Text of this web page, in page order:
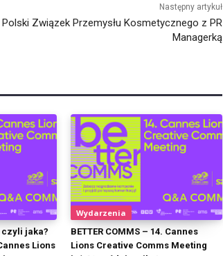
Następny artykuł
Polski Związek Przemysłu Kosmetycznego z PR
Managerką
jaka?
Lions
Wydarzenia
BETTER COMMS – 14. Cannes
Lions Creative Comms Meeting